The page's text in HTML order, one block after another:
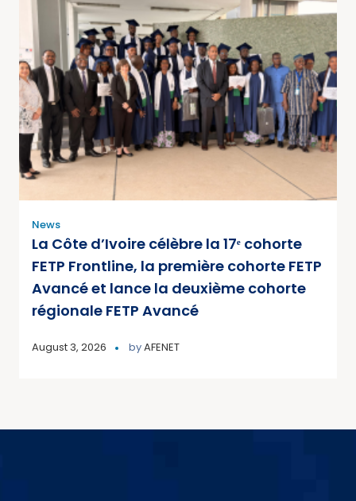
News
La Côte d’Ivoire célèbre la 17ᵉ cohorte
FETP Frontline, la première cohorte FETP
Avancé et lance la deuxième cohorte
régionale FETP Avancé
August 3, 2026 byAFENET